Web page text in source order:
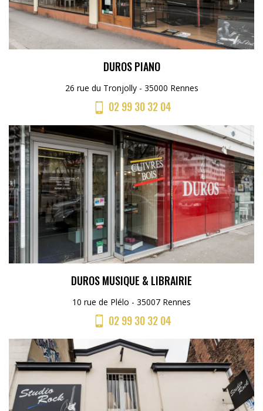
DUROS PIANO
26 rue du Tronjolly - 35000 Rennes
02 99 30 32 04
DUROS MUSIQUE & LIBRAIRIE
10 rue de Plélo - 35007 Rennes
02 99 30 32 04